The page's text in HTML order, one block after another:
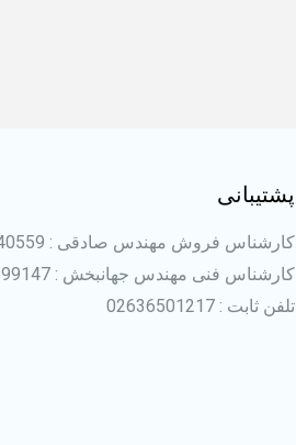
پشتیبانی
کارشناس فروش مهندس صادقی : 09123340559
کارشناس فنی مهندس جهانبخش : 09127699147
تلفن ثابت : 02636501217